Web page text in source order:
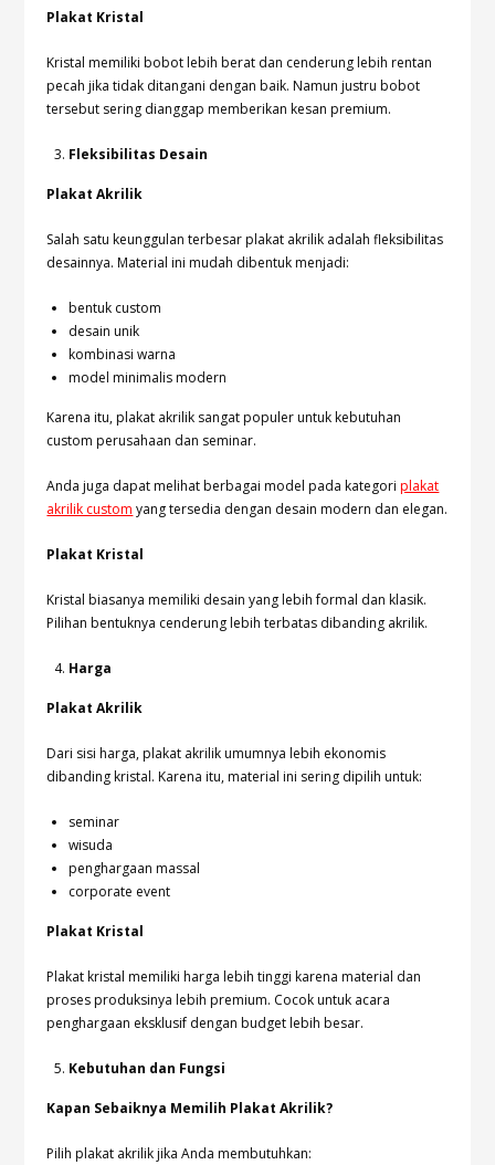
Plakat Kristal
Kristal memiliki bobot lebih berat dan cenderung lebih rentan
pecah jika tidak ditangani dengan baik. Namun justru bobot
tersebut sering dianggap memberikan kesan premium.
Fleksibilitas Desain
Plakat Akrilik
Salah satu keunggulan terbesar plakat akrilik adalah fleksibilitas
desainnya. Material ini mudah dibentuk menjadi:
bentuk custom
desain unik
kombinasi warna
model minimalis modern
Karena itu, plakat akrilik sangat populer untuk kebutuhan
custom perusahaan dan seminar.
Anda juga dapat melihat berbagai model pada kategoriplakat
akrilik custom yang tersedia dengan desain modern dan elegan.
Plakat Kristal
Kristal biasanya memiliki desain yang lebih formal dan klasik.
Pilihan bentuknya cenderung lebih terbatas dibanding akrilik.
Harga
Plakat Akrilik
Dari sisi harga, plakat akrilik umumnya lebih ekonomis
dibanding kristal. Karena itu, material ini sering dipilih untuk:
seminar
wisuda
penghargaan massal
corporate event
Plakat Kristal
Plakat kristal memiliki harga lebih tinggi karena material dan
proses produksinya lebih premium. Cocok untuk acara
penghargaan eksklusif dengan budget lebih besar.
Kebutuhan dan Fungsi
Kapan Sebaiknya Memilih Plakat Akrilik?
Pilih plakat akrilik jika Anda membutuhkan: